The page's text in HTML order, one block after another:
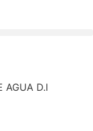
AGUA D.I